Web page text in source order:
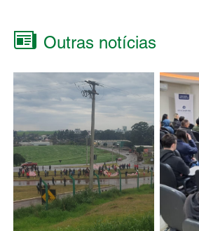
Outras notícias